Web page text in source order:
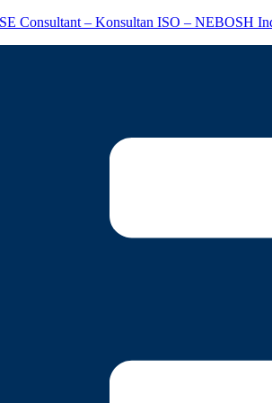
Consultant – Konsultan ISO – NEBOSH